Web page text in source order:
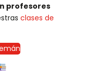
profesores
clases de